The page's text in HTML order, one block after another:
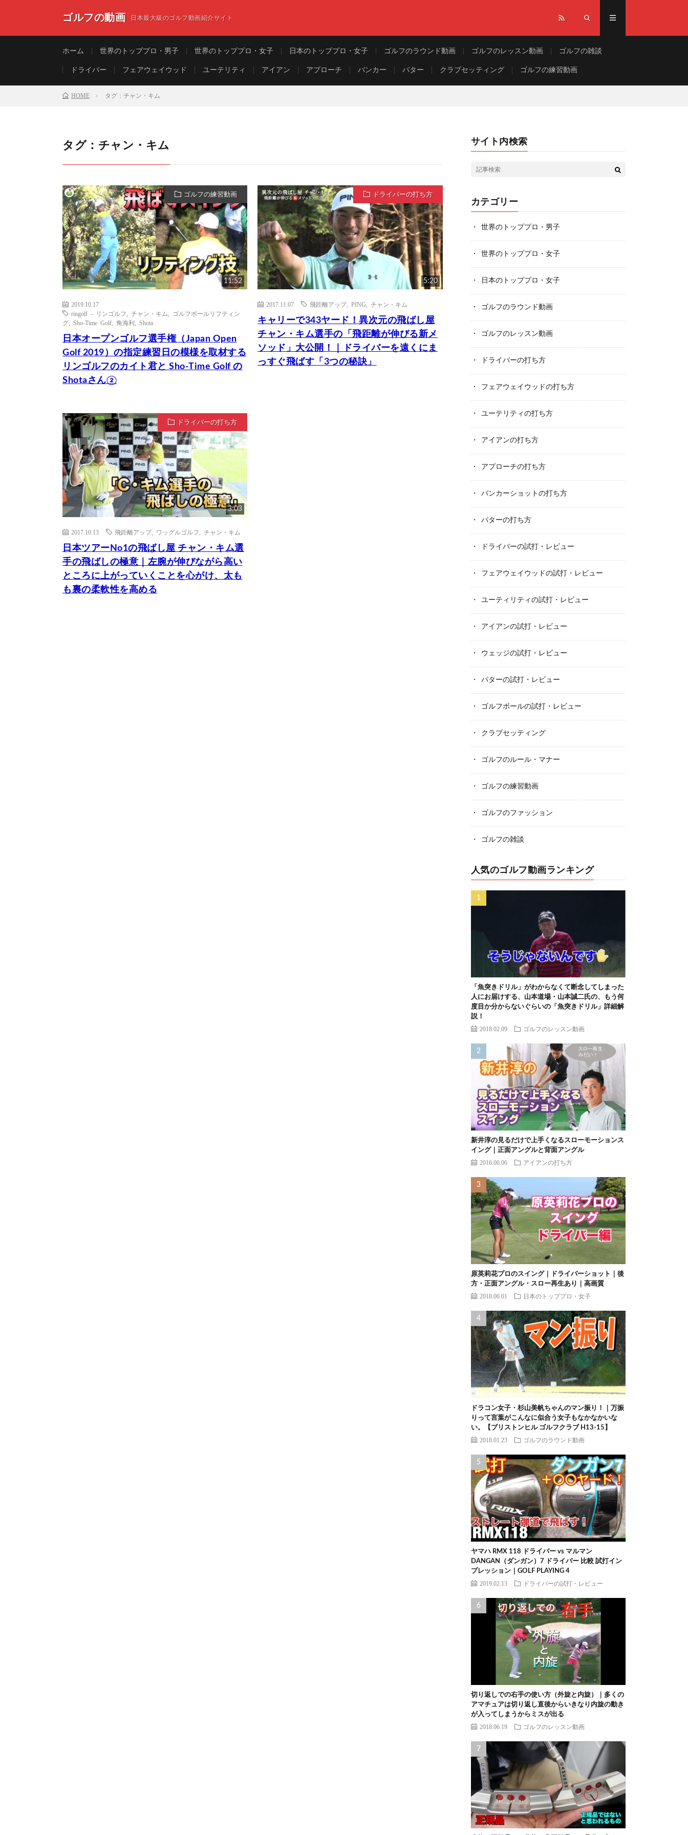
ゴルフの動画 日本最大級のゴルフ動画紹介サイト
ホーム 世界のトッププロ・男子 世界のトッププロ・女子 日本のトッププロ・女子 ゴルフのラウンド動画 ゴルフのレッスン動画 ゴルフの雑談
ドライバー フェアウェイウッド ユーテリティ アイアン アプローチ バンカー パター クラブセッティング ゴルフの練習動画
HOME タグ：チャン・キム
タグ：チャン・キム
ゴルフの練習動画
11:52
2019.10.17
ringolf - リンゴルフ
チャン・キム
ゴルフボールリフティン
グ
Sho-Time Golf 角海利 Shota
日本オープンゴルフ選手権（Japan Open
Golf 2019）の指定練習日の模様を取材する
リンゴルフのカイト君と Sho-Time Golf の
Shotaさん②
ドライバーの打ち方
5:20
2017.11.07 飛距離アップ,PING ,チャン・キム
キャリーで343ヤード！異次元の飛ばし屋
チャン・キム選手の「飛距離が伸びる新メ
ソッド」大公開！｜ドライバーを遠くにま
っすぐ飛ばす「3つの秘訣」
ドライバーの打ち方
3:03
2017.10.13 飛距離アップ, ワッグルゴルフ チャン・キム
日本ツアーNo1の飛ばし屋 チャン・キム選
手の飛ばしの極意｜左腕が伸びながら高い
ところに上がっていくことを心がけ、太も
も裏の柔軟性を高める
サイト内検索
カテゴリー
世界のトッププロ・男子
世界のトッププロ・女子
日本のトッププロ・女子
ゴルフのラウンド動画
ゴルフのレッスン動画
ドライバーの打ち方
フェアウェイウッドの打ち方
ユーテリティの打ち方
アイアンの打ち方
アプローチの打ち方
バンカーショットの打ち方
パターの打ち方
ドライバーの試打・レビュー
フェアウェイウッドの試打・レビュー
ユーティリティの試打・レビュー
アイアンの試打・レビュー
ウェッジの試打・レビュー
パターの試打・レビュー
ゴルフボールの試打・レビュー
クラブセッティング
ゴルフのルール・マナー
ゴルフの練習動画
ゴルフのファッション
ゴルフの雑談
人気のゴルフ動画ランキング
「魚突きドリル」がわからなくて断念してしまった
人にお届けする、山本道場・山本誠二氏の、もう何
度目か分からないぐらいの「魚突きドリル」詳細解
説！
2018.02.09 ゴルフのレッスン動画
新井淳の見るだけで上手くなるスローモーションス
イング｜正面アングルと背面アングル
2016.06.06 アイアンの打ち方
原英莉花プロのスイング｜ドライバーショット｜後
方・正面アングル・スロー再生あり｜高画質
2018.06.01 日本のトッププロ・女子
ドラコン女子・杉山美帆ちゃんのマン振り！｜万振
りって言葉がこんなに似合う女子もなかなかいな
い。【ブリストンヒル ゴルフクラブ H13-15】
2018.01.23 ゴルフのラウンド動画
ヤマハ RMX 118 ドライバー vs マルマン
DANGAN（ダンガン）7 ドライバー 比較 試打イン
プレッション｜GOLF PLAYING 4
2019.02.13 ドライバーの試打・レビュー
切り返しでの右手の使い方（外旋と内旋）｜多くの
アマチュアは切り返し直後からいきなり内旋の動き
が入ってしまうからミスが出る
2018.06.19 ゴルフのレッスン動画